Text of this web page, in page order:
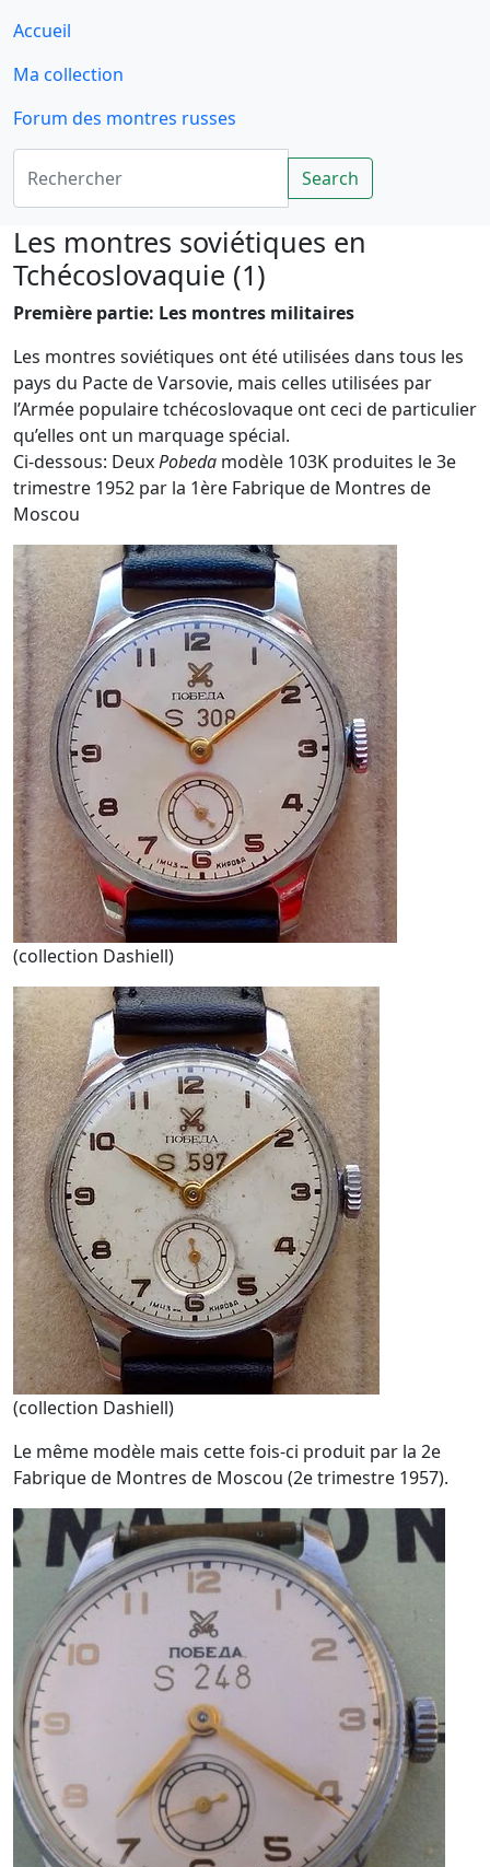
Accueil
Ma collection
Forum des montres russes
Rechercher
Search
Les montres soviétiques en
Tchécoslovaquie (1)
Première partie: Les montres militaires
Les montres soviétiques ont été utilisées dans tous les
pays du Pacte de Varsovie, mais celles utilisées par
l’Armée populaire tchécoslovaque ont ceci de particulier
qu’elles ont un marquage spécial.
Ci-dessous: DeuxPobeda modèle 103K produites le 3e
trimestre 1952 par la 1ère Fabrique de Montres de
Moscou
(collection Dashiell)
(collection Dashiell)
Le même modèle mais cette fois-ci produit par la 2e
Fabrique de Montres de Moscou (2e trimestre 1957).